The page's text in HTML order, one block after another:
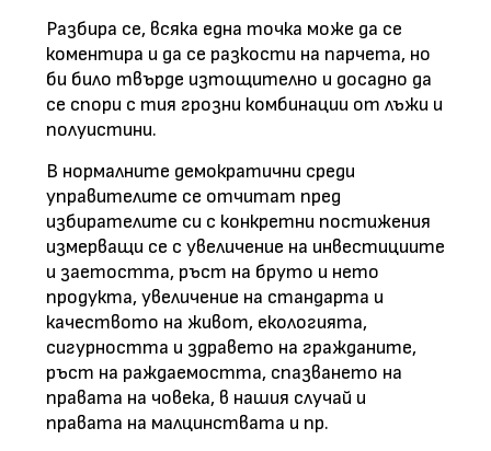
Разбира се, всяка една точка може да се
коментира и да се разкости на парчета, но
би било твърде изтощително и досадно да
се спори с тия грозни комбинации от лъжи и
полуистини.
В нормалните демократични среди
управителите се отчитат пред
избирателите си с конкретни постижения
измерващи се с увеличение на инвестициите
и заетостта, ръст на бруто и нето
продукта, увеличение на стандарта и
качеството на живот, екологията,
сигурността и здравето на гражданите,
ръст на раждаемостта, спазването на
правата на човека, в нашия случай и
правата на малцинствата и пр.